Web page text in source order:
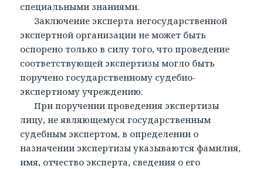
специальными знаниями.
Заключение эксперта негосударственной
экспертной организации не может быть
оспорено только в силу того, что проведение
соответствующей экспертизы могло быть
поручено государственному судебно-
экспертному учреждению.
При поручении проведения экспертизы
лицу, не являющемуся государственным
судебным экспертом, в определении о
назначении экспертизы указываются фамилия,
имя, отчество эксперта, сведения о его